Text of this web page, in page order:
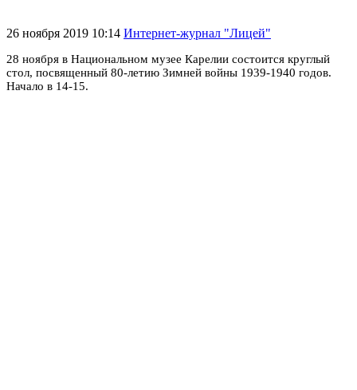
26 ноября 2019 10:14 Интернет-журнал "Лицей"
28 ноября в Национальном музее Карелии состоится круглый
стол, посвященный 80-летию Зимней войны 1939-1940 годов.
Начало в 14-15.